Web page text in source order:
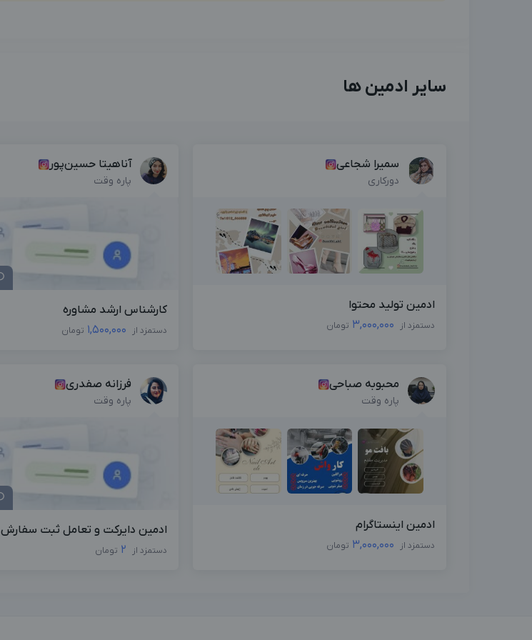
سایر ادمین ها
سمیرا شجاعی
دورکاری
ادمین تولید محتوا
دستمزد از 3,000,000 تومان
آناهیتا حسین‌پور
پاره وقت
کارشناس ارشد مشاوره
دستمزد از 1,500,000 تومان
محبوبه صباحی
پاره وقت
ادمین اینستاگرام
دستمزد از 3,000,000 تومان
فرزانه صفدری
پاره وقت
ادمین دایرکت و تعامل ثبت سفارش
دستمزد از 2 تومان